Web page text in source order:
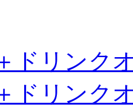
ドリンク
ドリンク